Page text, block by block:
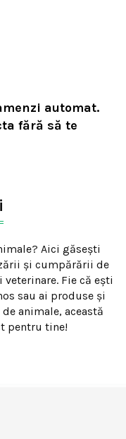
automat.
fără să te
Aici găsești
și cumpărării de
Fie că ești
sau ai produse și
animale, această
pentru tine!